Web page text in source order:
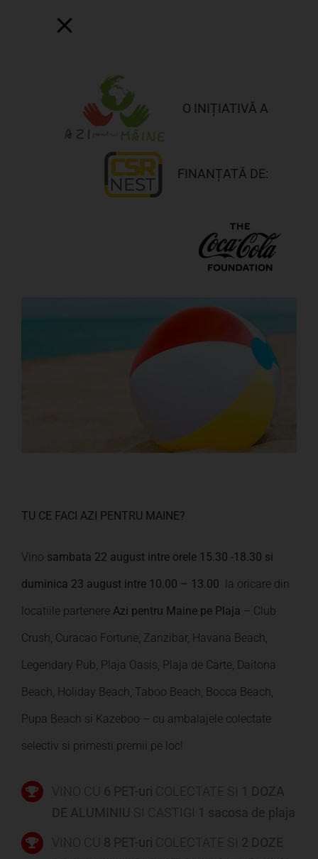
O INIȚIATIVĂ A
FINANȚATĂ DE:
TU CE FACI AZI PENTRU MAINE?
Vino sambata 22 august intre orele 15.30 -18.30 si
duminica 23 august intre 10.00 – 13.00 la oricare din
locatiile partenere Azi pentru Maine pe Plaja – Club
Crush, Curacao Fortune, Zanzibar, Havana Beach,
Legendary Pub, Plaja Oasis, Plaja de Carte, Daitona
Beach, Holiday Beach, Taboo Beach, Bocca Beach,
Pupa Beach si Kazeboo – cu ambalajele colectate
selectiv si primesti premii pe loc!
VINO CU 6 PET-uri COLECTATE SI 1 DOZA
DE ALUMINIU
SI CASTIGI 1 sacosa de plaja
VINO CU 8 PET-uri COLECTATE SI 2 DOZE